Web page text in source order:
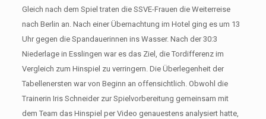
Gleich nach dem Spiel traten die SSVE-Frauen die Weiterreise
nach Berlin an. Nach einer Übernachtung im Hotel ging es um 13
Uhr gegen die Spandauerinnen ins Wasser. Nach der 30:3
Niederlage in Esslingen war es das Ziel, die Tordifferenz im
Vergleich zum Hinspiel zu verringern. Die Überlegenheit der
Tabellenersten war von Beginn an offensichtlich. Obwohl die
Trainerin Iris Schneider zur Spielvorbereitung gemeinsam mit
dem Team das Hinspiel per Video genauestens analysiert hatte,